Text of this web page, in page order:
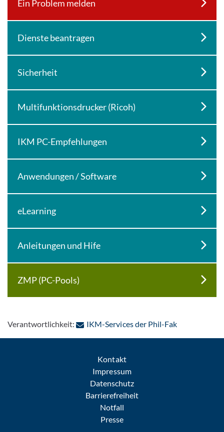
Ein Problem melden
Dienste beantragen
Sicherheit
Multifunktionsdrucker (Ricoh)
IKM PC-Empfehlungen
Anwendungen / Software
eLearning
Anleitungen und Hife
ZMP (PC-Pools)
Verantwortlichkeit: IKM-Services der Phil-Fak: Per E-Mail
Kontakt
Impressum
Datenschutz
Barrierefreiheit
Notfall
Presse